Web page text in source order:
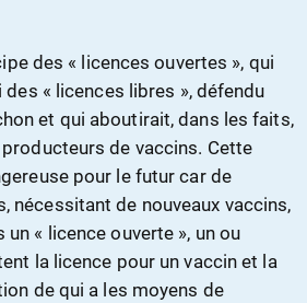
des « licences ouvertes », qui
« licences libres », défendu
et qui aboutirait, dans les faits,
de vaccins. Cette
pour le futur car de
nécessitant de nouveaux vaccins,
« licence ouverte », un ou
la licence pour un vaccin et la
de qui a les moyens de